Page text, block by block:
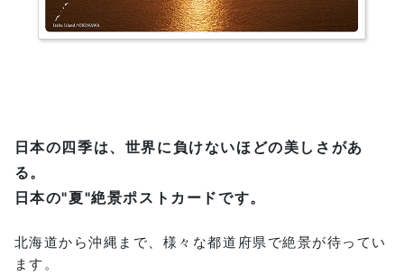
日本の四季は、世界に負けないほどの美しさがあ
る。
日本の"夏"絶景ポストカードです。
北海道から沖縄まで、様々な都道府県で絶景が待ってい
ます。